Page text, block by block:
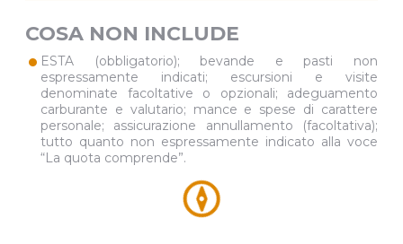
COSA NON INCLUDE
•ESTA (obbligatorio); bevande e pasti non
espressamente indicati; escursioni e visite
denominate facoltative o opzionali; adeguamento
carburante e valutario; mance e spese di carattere
personale; assicurazione annullamento (facoltativa);
tutto quanto non espressamente indicato alla voce
“La quota comprende”.